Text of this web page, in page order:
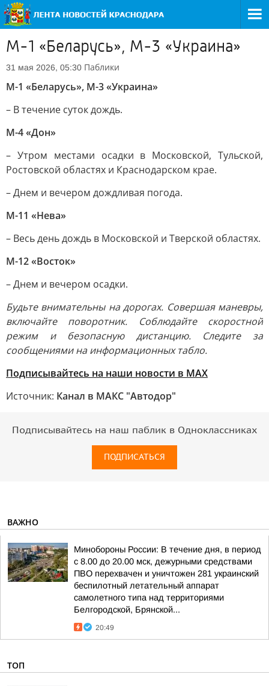
М-1 «Беларусь», М-3 «Украина»
31 мая 2026, 05:30 Паблики
М-1 «Беларусь», М-3 «Украина»
– В течение суток дождь.
М-4 «Дон»
– Утром местами осадки в Московской, Тульской,
Ростовской областях и Краснодарском крае.
– Днем и вечером дождливая погода.
М-11 «Нева»
– Весь день дождь в Московской и Тверской областях.
М-12 «Восток»
– Днем и вечером осадки.
Будьте внимательны на дорогах. Совершая маневры,
включайте поворотник. Соблюдайте скоростной
режим и безопасную дистанцию. Следите за
сообщениями на информационных табло.
Подписывайтесь на наши новости в МАХ
Источник: Канал в МАКС "Автодор"
Подписывайтесь на наш паблик в Одноклассниках
ПОДПИСАТЬСЯ
ВАЖНО
Минобороны России: В течение дня, в период
с 8.00 до 20.00 мск, дежурными средствами
ПВО перехвачен и уничтожен 281 украинский
беспилотный летательный аппарат
самолетного типа над территориями
Белгородской, Брянской...
20:49
ТОП